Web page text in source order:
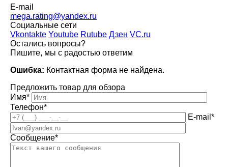
E-mail
mega.rating@yandex.ru
Социальные сети
Vkontakte Youtube Rutube Дзен VC.ru
Остались вопросы?
Пишите, мы с радостью ответим
Ошибка: Контактная форма не найдена.
Предложить товар для обзора
Имя*
Телефон*
E-mail*
Сообщение*